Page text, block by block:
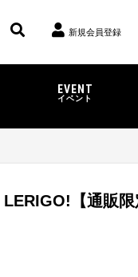
新規会員登録
EVENT
イベント
【通販限